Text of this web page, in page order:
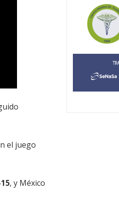
el juego
, y México